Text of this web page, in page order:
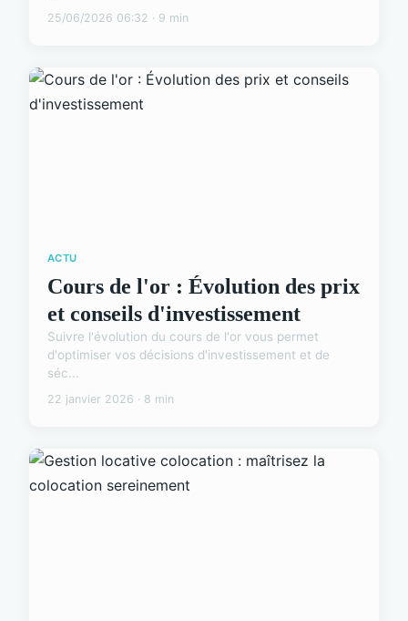
25/06/2026 06:32 · 9 min
ACTU
Cours de l'or : Évolution des prix
et conseils d'investissement
Suivre l'évolution du cours de l'or vous permet
d'optimiser vos décisions d'investissement et de
séc...
22 janvier 2026 · 8 min